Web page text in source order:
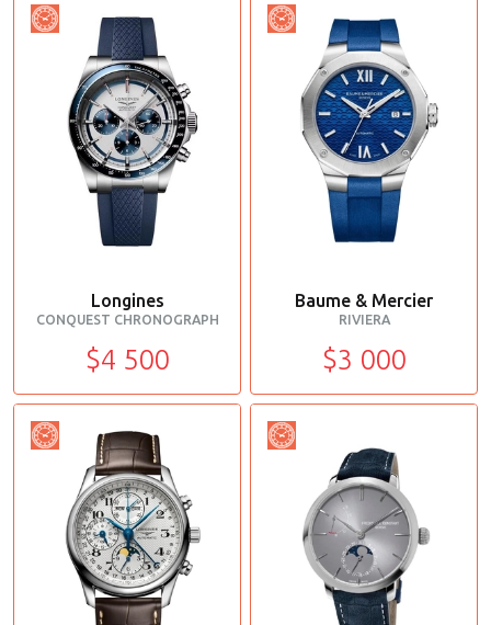
Longines
CONQUEST CHRONOGRAPH
$4 500
Baume & Mercier
RIVIERA
$3 000